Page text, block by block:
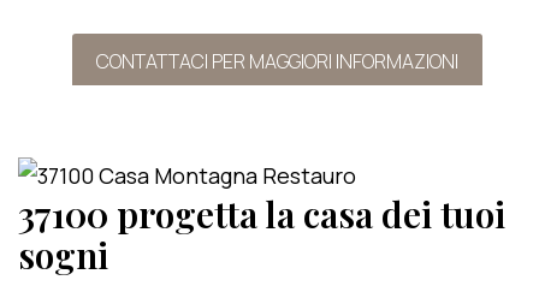
CONTATTACI PER MAGGIORI INFORMAZIONI
37100 progetta la casa dei tuoi
sogni